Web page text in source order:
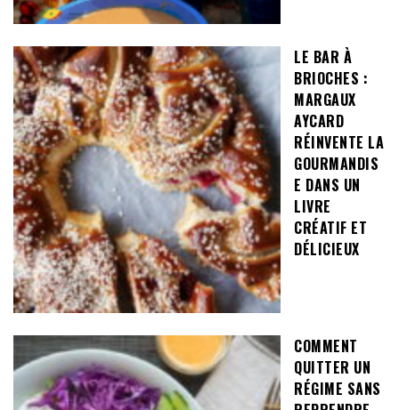
LE BAR À
BRIOCHES :
MARGAUX
AYCARD
RÉINVENTE LA
GOURMANDIS
E DANS UN
LIVRE
CRÉATIF ET
DÉLICIEUX
COMMENT
QUITTER UN
RÉGIME SANS